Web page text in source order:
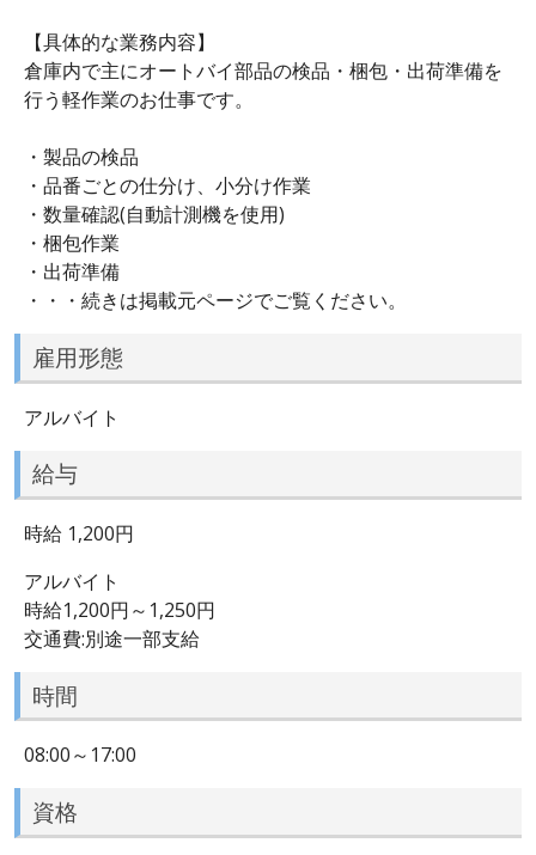
【具体的な業務内容】
倉庫内で主にオートバイ部品の検品・梱包・出荷準備を
行う軽作業のお仕事です。
・製品の検品
・品番ごとの仕分け、小分け作業
・数量確認(自動計測機を使用)
・梱包作業
・出荷準備
・・・続きは掲載元ページでご覧ください。
雇用形態
アルバイト
給与
時給 1,200円
アルバイト
時給1,200円～1,250円
交通費:別途一部支給
時間
08:00～17:00
資格